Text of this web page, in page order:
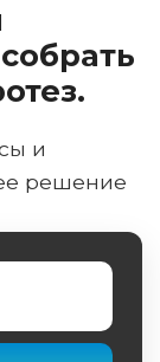
и
решение